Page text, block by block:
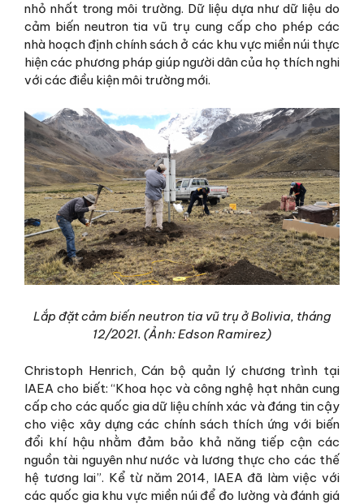
nhỏ nhất trong môi trường. Dữ liệu dựa như dữ liệu do
cảm biến neutron tia vũ trụ cung cấp cho phép các
nhà hoạch định chính sách ở các khu vực miền núi thực
hiện các phương pháp giúp người dân của họ thích nghi
với các điều kiện môi trường mới.
Lắp đặt cảm biến neutron tia vũ trụ ở Bolivia, tháng
12/2021. (Ảnh: Edson Ramirez)
Christoph Henrich, Cán bộ quản lý chương trình tại
IAEA cho biết: “Khoa học và công nghệ hạt nhân cung
cấp cho các quốc gia dữ liệu chính xác và đáng tin cậy
cho việc xây dựng các chính sách thích ứng với biến
đổi khí hậu nhằm đảm bảo khả năng tiếp cận các
nguồn tài nguyên như nước và lương thực cho các thế
hệ tương lai”. Kể từ năm 2014, IAEA đã làm việc với
các quốc gia khu vực miền núi để đo lường và đánh giá